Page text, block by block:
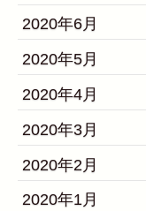
2020年6月
2020年5月
2020年4月
2020年3月
2020年2月
2020年1月